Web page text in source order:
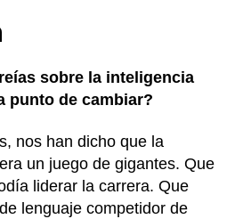
sobre la inteligencia
punto de cambiar?
nos han dicho que la
un juego de gigantes. Que
liderar la carrera. Que
lenguaje competidor de